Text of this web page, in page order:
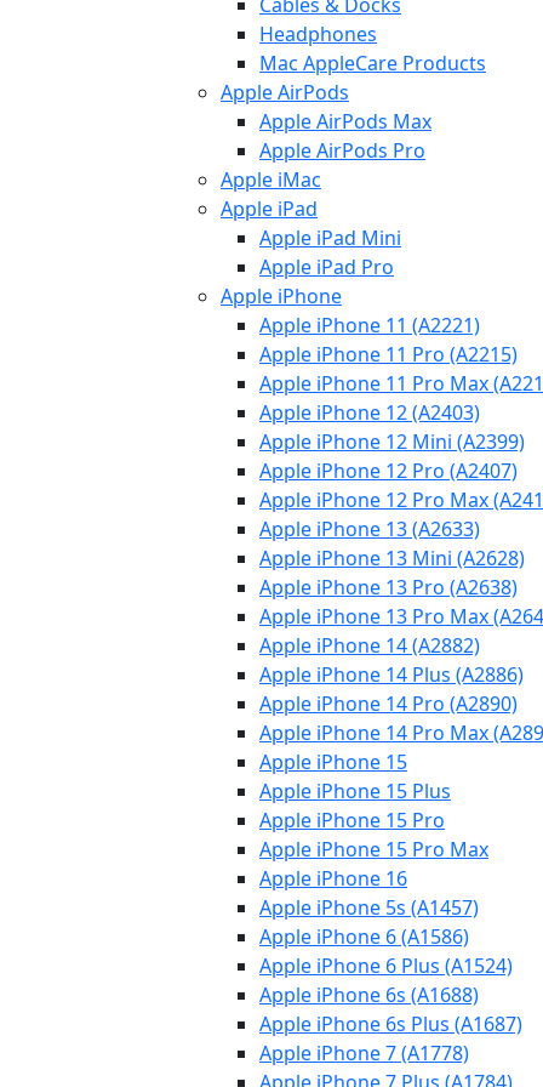
Headphones
Mac AppleCare Products
Apple AirPods
Apple AirPods Max
Apple AirPods Pro
Apple iMac
Apple iPad
Apple iPad Mini
Apple iPad Pro
Apple iPhone
Apple iPhone 11 (A2221)
Apple iPhone 11 Pro (A2215)
Apple iPhone 11 Pro Max
Apple iPhone 12 (A2403)
Apple iPhone 12 Mini (A2399)
Apple iPhone 12 Pro (A2407)
Apple iPhone 12 Pro Max
Apple iPhone 13 (A2633)
Apple iPhone 13 Mini (A2628)
Apple iPhone 13 Pro (A2638)
Apple iPhone 13 Pro Max
Apple iPhone 14 (A2882)
Apple iPhone 14 Plus (A2886)
Apple iPhone 14 Pro (A2890)
Apple iPhone 14 Pro Max
Apple iPhone 15
Apple iPhone 15 Plus
Apple iPhone 15 Pro
Apple iPhone 15 Pro Max
Apple iPhone 16
Apple iPhone 5s (A1457)
Apple iPhone 6 (A1586)
Apple iPhone 6 Plus (A1524)
Apple iPhone 6s (A1688)
Apple iPhone 6s Plus (A1687)
Apple iPhone 7 (A1778)